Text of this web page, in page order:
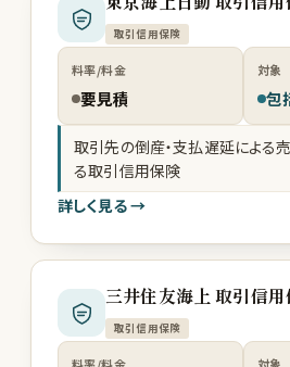
取引信用保険
料率/料金
要見積
対象
包
取引先の倒産・支払遅延による
る取引信用保険
詳しく見る →
三井住友海上 取引信用
取引信用保険